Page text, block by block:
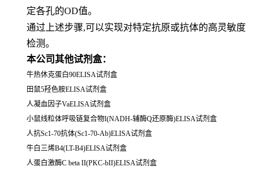
定各孔的OD值。
通过上述步骤,可以实现对特定抗原或抗体的高灵敏度
检测。
本公司其他试剂盒：
牛热休克蛋白90ELISA试剂盒
田鼠5羟色胺ELISA试剂盒
人凝血因子VaELISA试剂盒
小鼠线粒体呼吸链复合物I(NADH-辅酶Q还原酶)ELISA试剂盒
人抗Sc1-70抗体(Sc1-70-Ab)ELISA试剂盒
牛白三烯B4(LT-B4)ELISA试剂盒
人蛋白激酶C beta II(PKC-bII)ELISA试剂盒